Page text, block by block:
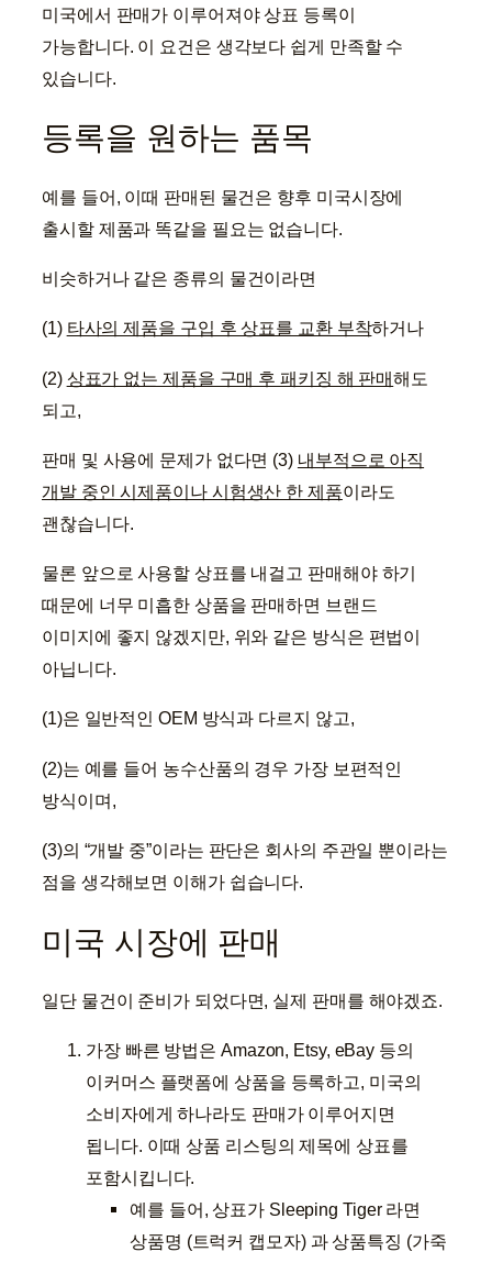
미국에서 판매가 이루어져야 상표 등록이
가능합니다. 이 요건은 생각보다 쉽게 만족할 수
있습니다.
등록을 원하는 품목
예를 들어, 이때 판매된 물건은 향후 미국시장에
출시할 제품과 똑같을 필요는 없습니다.
비슷하거나 같은 종류의 물건이라면
(1) 타사의 제품을 구입 후 상표를 교환 부착하거나
(2) 상표가 없는 제품을 구매 후 패키징 해 판매해도
되고,
판매 및 사용에 문제가 없다면 (3) 내부적으로 아직
개발 중인 시제품이나 시험생산 한 제품이라도
괜찮습니다.
물론 앞으로 사용할 상표를 내걸고 판매해야 하기
때문에 너무 미흡한 상품을 판매하면 브랜드
이미지에 좋지 않겠지만, 위와 같은 방식은 편법이
아닙니다.
(1)은 일반적인 OEM 방식과 다르지 않고,
(2)는 예를 들어 농수산품의 경우 가장 보편적인
방식이며,
(3)의 “개발 중”이라는 판단은 회사의 주관일 뿐이라는
점을 생각해보면 이해가 쉽습니다.
미국 시장에 판매
일단 물건이 준비가 되었다면, 실제 판매를 해야겠죠.
가장 빠른 방법은 Amazon, Etsy, eBay 등의
이커머스 플랫폼에 상품을 등록하고, 미국의
소비자에게 하나라도 판매가 이루어지면
됩니다. 이때 상품 리스팅의 제목에 상표를
포함시킵니다.
예를 들어, 상표가 Sleeping Tiger 라면
상품명 (트럭커 캡모자) 과 상품특징 (가죽